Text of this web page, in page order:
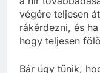
a hír
végére teljesen
rákérdezni, és